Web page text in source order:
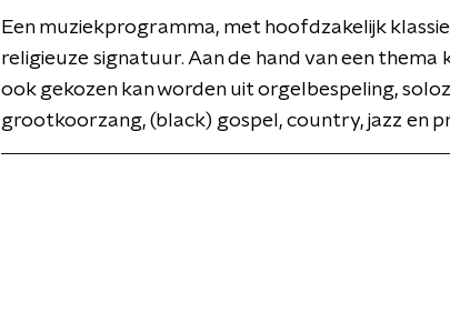
Een muziekprogramma, met hoofdzakelijk
religieuze signatuur. Aan de hand van een thema
ook gekozen kan worden uit orgelbespeling,
grootkoorzang, (black) gospel, country, jazz en